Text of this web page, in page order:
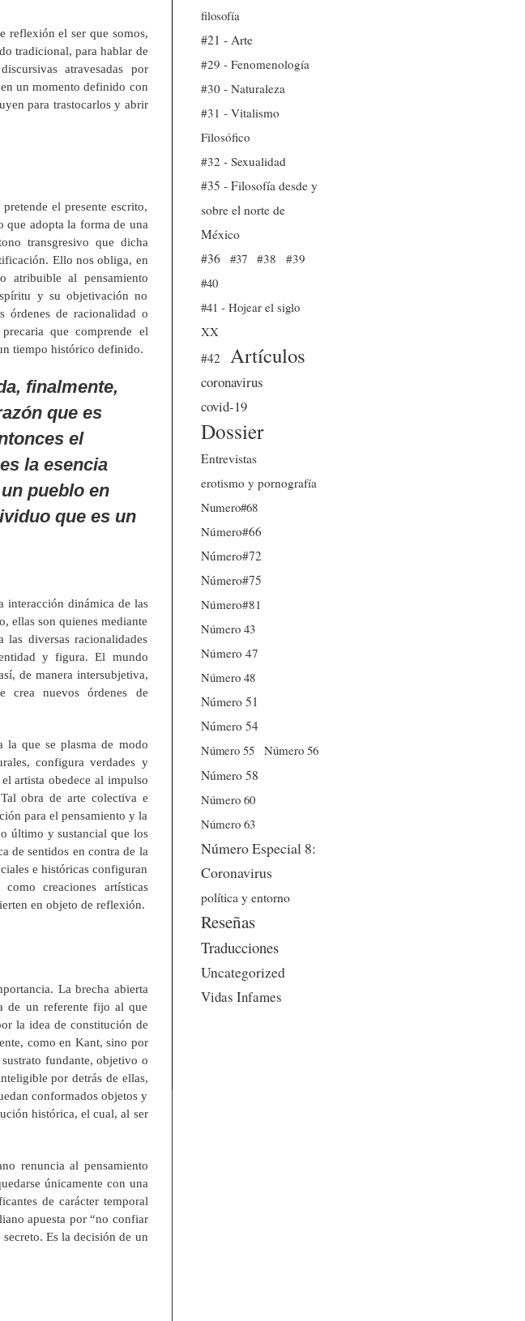
reflexión el ser que somos,
tradicional, para hablar de
atravesadas por
un momento definido con
para trastocarlos y abrir
el presente escrito,
que adopta la forma de una
transgresivo que dicha
Ello nos obliga, en
atribuible al pensamiento
y su objetivación no
órdenes de racionalidad o
que comprende el
tiempo histórico definido.
finalmente,
que es
el
la esencia
pueblo en
que es un
interacción dinámica de las
ellas son quienes mediante
diversas racionalidades
y figura. El mundo
de manera intersubjetiva,
crea nuevos órdenes de
la que se plasma de modo
configura verdades y
artista obedece al impulso
obra de arte colectiva e
para el pensamiento y la
último y sustancial que los
de sentidos en contra de la
e históricas configuran
creaciones artísticas
en objeto de reflexión.
La brecha abierta
de un referente fijo al que
la idea de constitución de
como en Kant, sino por
fundante, objetivo o
por detrás de ellas,
conformados objetos y
histórica, el cual, al ser
renuncia al pensamiento
únicamente con una
de carácter temporal
apuesta por “no confiar
Es la decisión de un
filosofía
#21 - Arte
#29 - Fenomenología
#30 - Naturaleza
#31 - Vitalismo
Filosófico
#32 - Sexualidad
#35 - Filosofía desde y
sobre el norte de
México
#36
#37 #38
#39
#40
#41 - Hojear el siglo
XX
#42
Artículos
coronavirus
covid-19
Dossier
Entrevistas
erotismo y pornografía
Numero#68
Número#66
Número#72
Número#75
Número#81
Número 43
Número 47
Número 48
Número 51
Número 54
Número 55
Número 56
Número 58
Número 60
Número 63
Número Especial 8:
Coronavirus
política y entorno
Reseñas
Traducciones
Uncategorized
Vidas Infames